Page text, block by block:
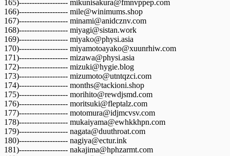
165)------------------- mikunisakura@fmnvppep.com
166)------------------- mile@winimums.shop
167)------------------- minami@anidcznv.com
168)------------------- miyagi@sistan.work
169)------------------- miyako@physi.asia
170)------------------- miyamotoayako@xuunrhiw.com
171)------------------- mizawa@physi.asia
172)------------------- mizuki@hygie.blog
173)------------------- mizumoto@utntqzci.com
174)------------------- months@tackioni.shop
175)------------------- morihito@rewdjsmd.com
176)------------------- moritsuki@fleptalz.com
177)------------------- motomura@idjmcvsv.com
178)------------------- mukaiyama@ewhkkhpn.com
179)------------------- nagata@duuthroat.com
180)------------------- nagiya@ectur.ink
181)------------------- nakajima@hphzarmt.com